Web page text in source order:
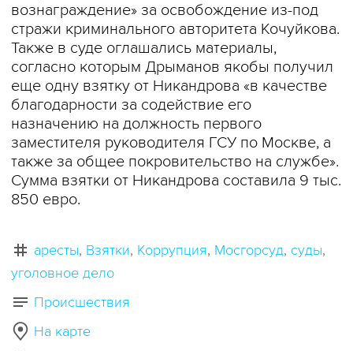
вознаграждение» за освобождение из-под
стражи криминального авторитета Кочуйкова.
Также в суде оглашались материалы,
согласно которым Дрыманов якобы получил
еще одну взятку от Никандрова «в качестве
благодарности за содействие его
назначению на должность первого
заместителя руководителя ГСУ по Москве, а
также за общее покровительство на службе».
Сумма взятки от Никандрова составила 9 тыс.
850 евро.
аресты Взятки Коррупция Мосгорсуд суды
уголовное дело
Происшествия
На карте